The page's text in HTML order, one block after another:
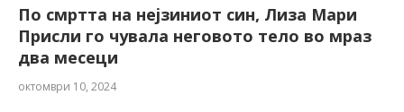
По смртта на нејзиниот син, Лиза Мари
Присли го чувала неговото тело во мраз
два месеци
октомври 10, 2024